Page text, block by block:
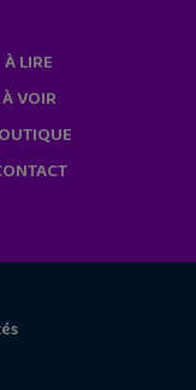
À LIRE
À VOIR